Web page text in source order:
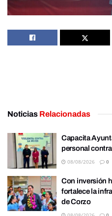
Noticias Relacionadas
Capacita
personal
08/08/2026 0
Con inversión
fortalece la
de Corzo